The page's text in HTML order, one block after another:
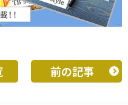
前の記事